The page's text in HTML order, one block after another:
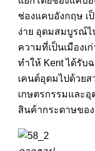
ช่องแคบอังกฤษ เ
ง่าย อุดมสมบูรณ์ไ
ความที่เป็นเมืองเ
ทำให้ Kent ได้รับฉ
เคนต์อุดมไปด้วยส
เกษตรกรรมและ
สินค้ากระดาษขอ